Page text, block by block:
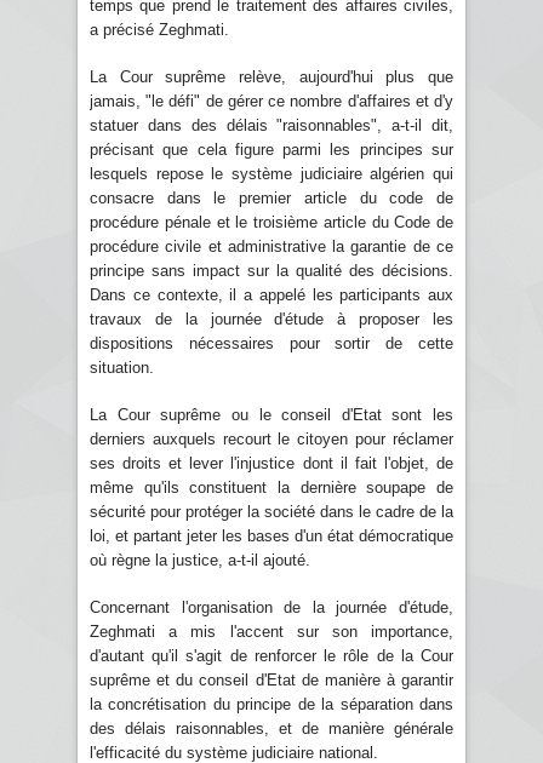
temps que prend le traitement des affaires civiles,
a précisé Zeghmati.
La Cour suprême relève, aujourd'hui plus que
jamais, "le défi" de gérer ce nombre d'affaires et d'y
statuer dans des délais "raisonnables", a-t-il dit,
précisant que cela figure parmi les principes sur
lesquels repose le système judiciaire algérien qui
consacre dans le premier article du code de
procédure pénale et le troisième article du Code de
procédure civile et administrative la garantie de ce
principe sans impact sur la qualité des décisions.
Dans ce contexte, il a appelé les participants aux
travaux de la journée d'étude à proposer les
dispositions nécessaires pour sortir de cette
situation.
La Cour suprême ou le conseil d'Etat sont les
derniers auxquels recourt le citoyen pour réclamer
ses droits et lever l'injustice dont il fait l'objet, de
même qu'ils constituent la dernière soupape de
sécurité pour protéger la société dans le cadre de la
loi, et partant jeter les bases d'un état démocratique
où règne la justice, a-t-il ajouté.
Concernant l'organisation de la journée d'étude,
Zeghmati a mis l'accent sur son importance,
d'autant qu'il s'agit de renforcer le rôle de la Cour
suprême et du conseil d'Etat de manière à garantir
la concrétisation du principe de la séparation dans
des délais raisonnables, et de manière générale
l'efficacité du système judiciaire national.